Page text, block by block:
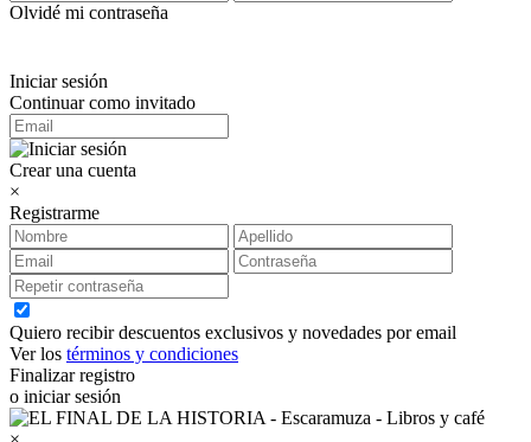
Olvidé mi contraseña
Iniciar sesión
Continuar como invitado
Crear una cuenta
×
Registrarme
Quiero recibir descuentos exclusivos y novedades por email
Ver los términos y condiciones
Finalizar registro
o iniciar sesión